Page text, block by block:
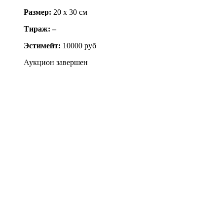
Размер: 20 x 30 см
Тираж: –
Эстимейт: 10000 руб
Аукцион завершен